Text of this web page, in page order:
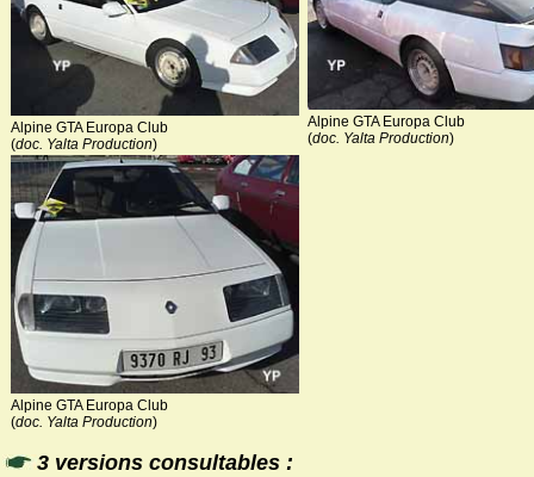
Alpine GTA Europa Club
(doc. Yalta Production)
Alpine GTA Europa Club
(doc. Yalta Production)
Alpine GTA Europa Club
(doc. Yalta Production)
3 versions consultables :